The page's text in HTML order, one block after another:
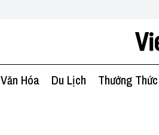
Văn Hóa Du Lịch Thưởng Thức